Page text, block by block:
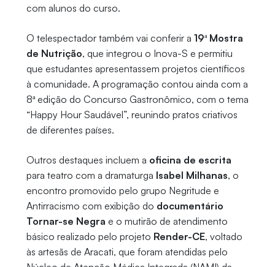
com alunos do curso.
O telespectador também vai conferir a 19ª Mostra
de Nutrição, que integrou o Inova-S e permitiu
que estudantes apresentassem projetos científicos
à comunidade. A programação contou ainda com a
8ª edição do Concurso Gastronômico, com o tema
“Happy Hour Saudável”, reunindo pratos criativos
de diferentes países.
Outros destaques incluem a oficina de escrita
para teatro com a dramaturga Isabel Milhanas, o
encontro promovido pelo grupo Negritude e
Antirracismo com exibição do documentário
Tornar-se Negra e o mutirão de atendimento
básico realizado pelo projeto Render-CE, voltado
às artesãs de Aracati, que foram atendidas pelo